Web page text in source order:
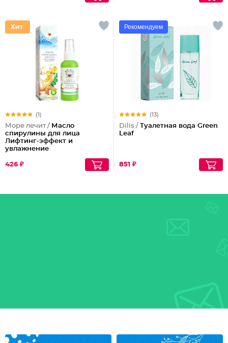
(1)
Море лечит / Масло
спирулины для лица
Лифтинг-эффект и
увлажнение
426 ₽
Рекомендуем
(13)
Dilis / Туалетная вода Green
Leaf
851 ₽